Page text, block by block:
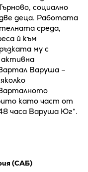
социално
деца. Работата
среда,
й към
му с
Варуша –
като част от
часа Варуша Юг“.
(САБ)